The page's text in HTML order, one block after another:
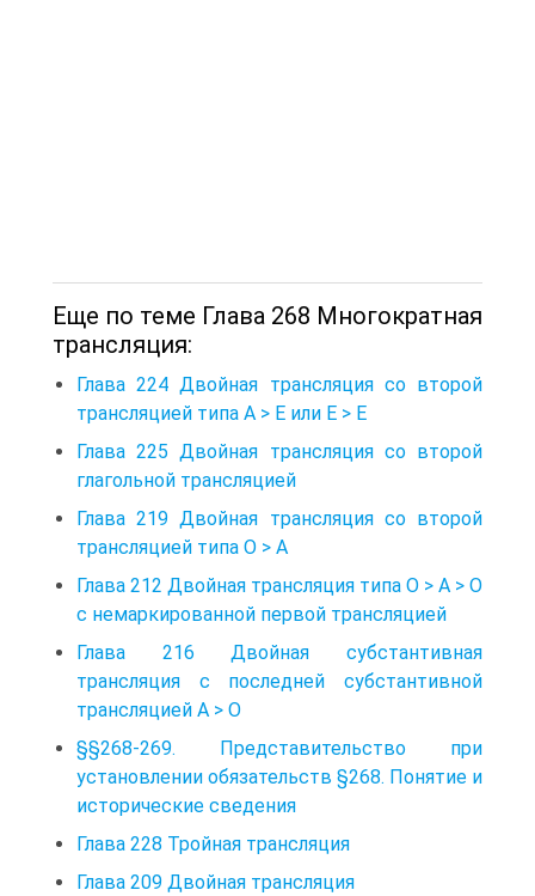
Еще по теме Глава 268 Многократная
трансляция:
Глава 224 Двойная трансляция со второй
трансляцией типа А > Е или Е > Е
Глава 225 Двойная трансляция со второй
глагольной трансляцией
Глава 219 Двойная трансляция со второй
трансляцией типа О > А
Глава 212 Двойная трансляция типа О > А > О
с немаркированной первой трансляцией
Глава 216 Двойная субстантивная
трансляция с последней субстантивной
трансляцией А > О
§§268-269. Представительство при
установлении обязательств §268. Понятие и
исторические сведения
Глава 228 Тройная трансляция
Глава 209 Двойная трансляция